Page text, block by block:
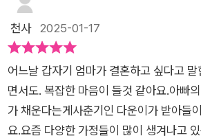
어 봤으면 하는 책인거 같아요 .
천사2025-01-17
어느날 갑자기 엄마가 결혼하고 싶다고
면서도. 복잡한 마음이 들것 같아요.아빠
가 채운다는게사춘기인 다운이가 받아들
요.요즘 다양한 가정들이 많이 생겨나고